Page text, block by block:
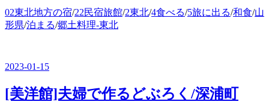
カ
テ
ー
02東北地方の宿/22民宿旅館/2東北/4食べる/5旅に出る/和食/山
形県/泊まる/郷土料理-東北
2023-01-15
[美洋館]夫婦で作るどぶろく/深浦町